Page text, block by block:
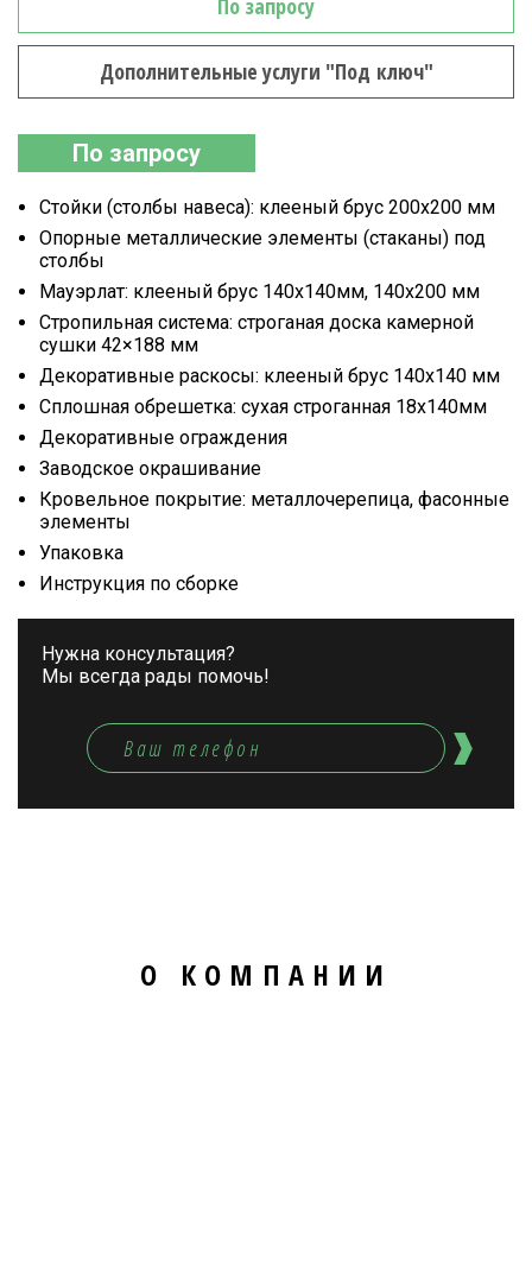
По запросу
Дополнительные услуги "Под ключ"
По запросу
Стойки (столбы навеса): клееный брус 200х200 мм
Опорные металлические элементы (стаканы) под
столбы
Мауэрлат: клееный брус 140х140мм, 140х200 мм
Стропильная система: строганая доска камерной
сушки 42×188 мм
Декоративные раскосы: клееный брус 140х140 мм
Сплошная обрешетка: сухая строганная 18х140мм
Декоративные ограждения
Заводское окрашивание
Кровельное покрытие: металлочерепица, фасонные
элементы
Упаковка
Инструкция по сборке
Нужна консультация?
Мы всегда рады помочь!
О КОМПАНИИ